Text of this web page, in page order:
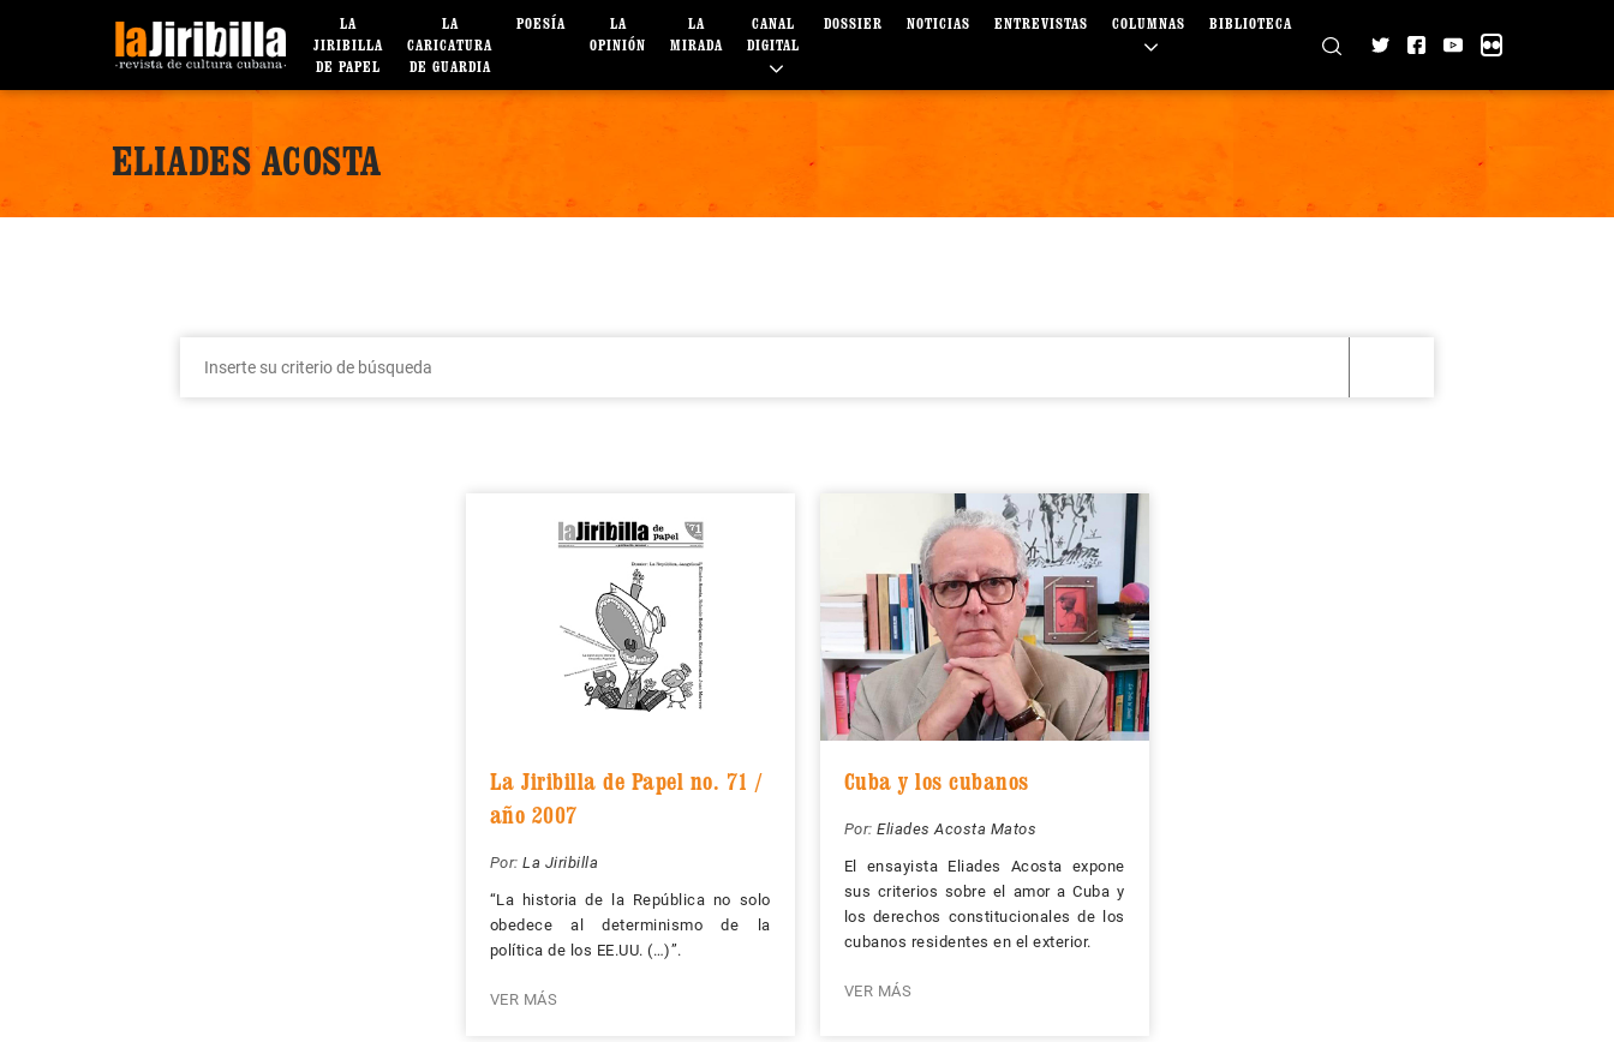
LA
JIRIBILLA
DE PAPEL
LA
CARICATURA
DE GUARDIA
POESÍA
LA
OPINIÓN
LA
MIRADA
CANAL
DIGITAL
DOSSIER NOTICIAS ENTREVISTAS COLUMNAS BIBLIOTECA
ELIADES ACOSTA
La Jiribilla de Papel no. 71 /
año 2007
Por: La Jiribilla
“La historia de la República no solo
obedece al determinismo de la
política de los EE.UU. (…)”.
VER MÁS
Cuba y los cubanos
Por: Eliades Acosta Matos
El ensayista Eliades Acosta expone
sus criterios sobre el amor a Cuba y
los derechos constitucionales de los
cubanos residentes en el exterior.
VER MÁS